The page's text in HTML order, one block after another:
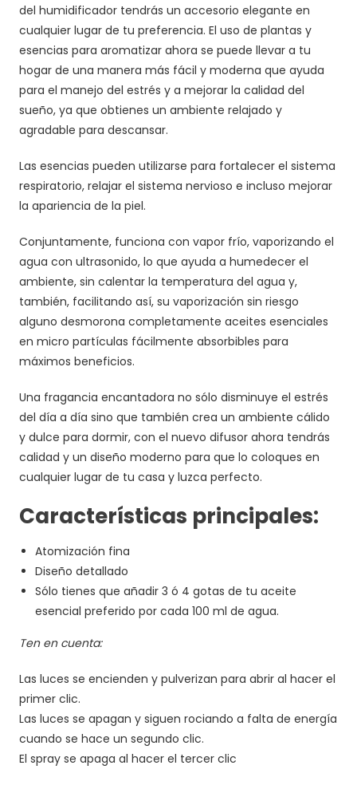
del humidificador tendrás un accesorio elegante en
cualquier lugar de tu preferencia. El uso de plantas y
esencias para aromatizar ahora se puede llevar a tu
hogar de una manera más fácil y moderna que ayuda
para el manejo del estrés y a mejorar la calidad del
sueño, ya que obtienes un ambiente relajado y
agradable para descansar.
Las esencias pueden utilizarse para fortalecer el sistema
respiratorio, relajar el sistema nervioso e incluso mejorar
la apariencia de la piel.
Conjuntamente, funciona con vapor frío, vaporizando el
agua con ultrasonido, lo que ayuda a humedecer el
ambiente, sin calentar la temperatura del agua y,
también, facilitando así, su vaporización sin riesgo
alguno desmorona completamente aceites esenciales
en micro partículas fácilmente absorbibles para
máximos beneficios.
Una fragancia encantadora no sólo disminuye el estrés
del día a día sino que también crea un ambiente cálido
y dulce para dormir, con el nuevo difusor ahora tendrás
calidad y un diseño moderno para que lo coloques en
cualquier lugar de tu casa y luzca perfecto.
Características principales:
Atomización fina
Diseño detallado
Sólo tienes que añadir 3 ó 4 gotas de tu aceite
esencial preferido por cada 100 ml de agua.
Ten en cuenta:
Las luces se encienden y pulverizan para abrir al hacer el
primer clic.
Las luces se apagan y siguen rociando a falta de energía
cuando se hace un segundo clic.
El spray se apaga al hacer el tercer clic